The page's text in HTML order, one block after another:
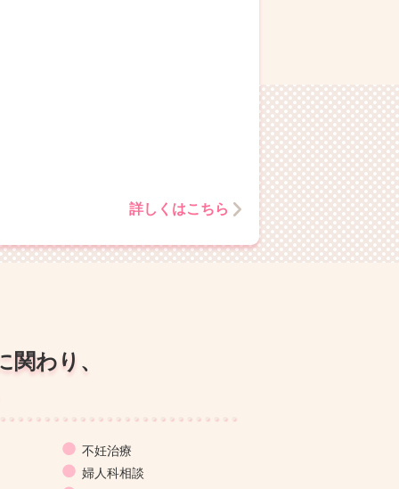
詳しくはこちら
わり、
不妊治療
婦人科相談